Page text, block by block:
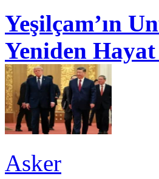
Yeşilçam’ın
Yeniden
Asker